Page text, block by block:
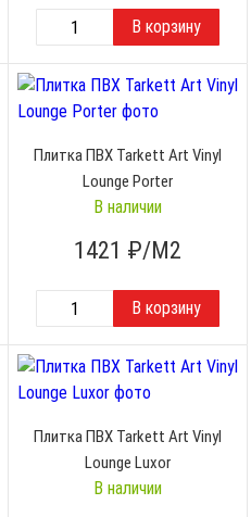
Плитка ПВХ Tarkett Art Vinyl
Lounge Porter
В наличии
1421 ₽/М2
Плитка ПВХ Tarkett Art Vinyl
Lounge Luxor
В наличии